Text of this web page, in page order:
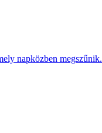
napközben megszűnik.